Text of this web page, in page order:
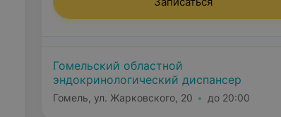
Гомельский областной
эндокринологический диспансер
Гомель, ул. Жарковского, 20 до 20:00